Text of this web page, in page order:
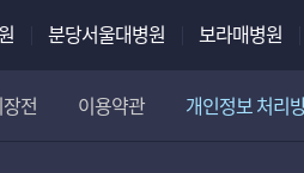
분당서울대병원 보라매병원
전 이용약관 개인정보 처리